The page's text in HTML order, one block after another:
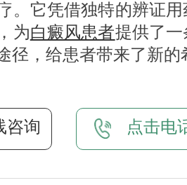
。它凭借独特的辨证用
为白癜风患者提供了
径，给患者带来了新的
咨询 点击电